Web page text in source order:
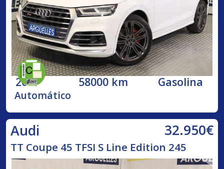
2017 58000 km Gasolina
Automático
Audi 32.950€
TT Coupe 45 TFSI S Line Edition 245